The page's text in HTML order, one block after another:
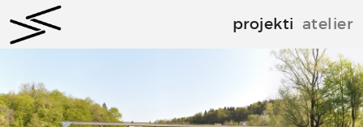
projekti atelier